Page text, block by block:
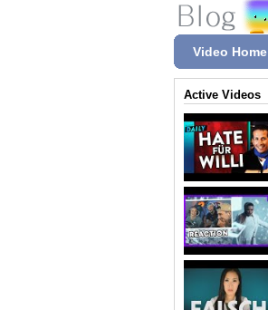
Video Home
Active Videos